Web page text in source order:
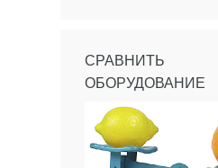
СРАВНИТЬ
ОБОРУДОВАНИЕ